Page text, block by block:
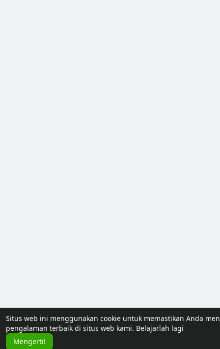
Situs web ini menggunakan cookie untuk memastikan Anda
pengalaman terbaik di situs web kami. Belajarlah lagi
Mengerti!